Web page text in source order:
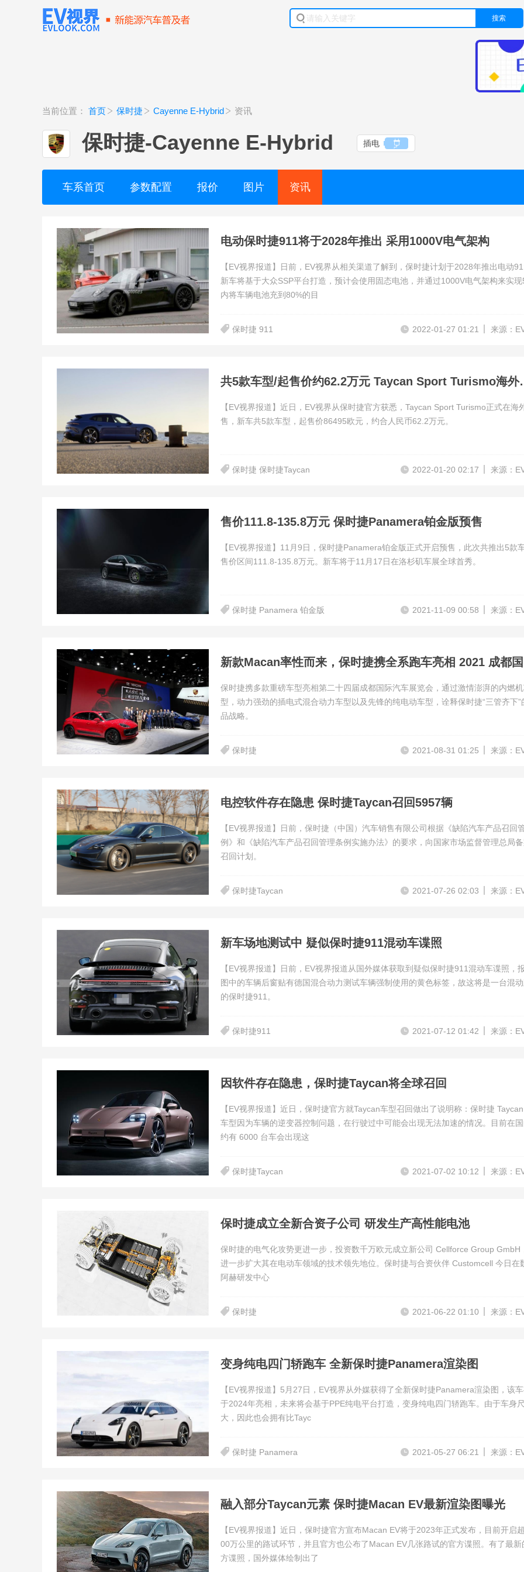
搜索
当前位置： 首页 保时捷 Cayenne E-Hybrid 资讯
保时捷-Cayenne E-Hybrid 插电
车系首页 参数配置 报价 图片 资讯
电动保时捷911将于2028年推出 采用1000V电气架构
【EV视界报道】日前，EV视界从相关渠道了解到，保时捷计划于2028年推出电动
新车将基于大众SSP平台打造，预计会使用固态电池，并通过1000V电气架构来实现
内将车辆电池充到80%的目
保时捷 911 来源：
2022-01-27 01:21
共5款车型/起
【EV视界报道】近日，EV视界从保时捷官方获悉，Taycan Sport Turismo正式在海
售，新车共5款车型，起售价86495欧元，约合人民币62.2万元。
保时捷 保时捷Taycan 来源：
2022-01-20 02:17
售价111.8-135.8万元 保时捷Panamera铂金版预售
【EV视界报道】11月9日，保时捷Panamera铂金版正式开启预售，此次共推出5款
售价区间111.8-135.8万元。新车将于11月17日在洛杉矶车展全球首秀。
保时捷 Panamera 铂金版 来源：
2021-11-09 00:58
保时捷携多款重磅车型亮相第二十四届成都国际汽车展览会，通过激情澎湃的内燃
型，动力强劲的插电式混合动力车型以及先锋的纯电动车型，诠释保时捷“三管齐下”
品战略。
保时捷 来源：
2021-08-31 01:25
电控软件存在隐患 保时捷Taycan召回5957辆
【EV视界报道】日前，保时捷（中国）汽车销售有限公司根据《缺陷汽车产品召回
例》和《缺陷汽车产品召回管理条例实施办法》的要求，向国家市场监督管理总局备
召回计划。
保时捷Taycan 来源：
2021-07-26 02:03
新车场地测试中 疑似保时捷911混动车谍照
【EV视界报道】日前，EV视界报道从国外媒体获取到疑似保时捷911混动车谍照，
图中的车辆后窗贴有德国混合动力测试车辆强制使用的黄色标签，故这将是一台混
的保时捷911。
保时捷911 来源：
2021-07-12 01:42
因软件存在隐患，保时捷Taycan将全球召回
【EV视界报道】近日，保时捷官方就Taycan车型召回做出了说明称：保时捷
车型因为车辆的逆变器控制问题，在行驶过中可能会出现无法加速的情况。目前在
约有 6000 台车会出现这
保时捷Taycan 来源：
2021-07-02 10:12
保时捷成立全新合资子公司 研发生产高性能电池
保时捷的电气化攻势更进一步，投资数千万欧元成立新公司 Cellforce Group GmbH
进一步扩大其在电动车领域的技术领先地位。保时捷与合资伙伴 Customcell 今日在
阿赫研发中心
保时捷 来源：
2021-06-22 01:10
变身纯电四门轿跑车 全新保时捷Panamera渲染图
【EV视界报道】5月27日，EV视界从外媒获得了全新保时捷Panamera渲染图，该
于2024年亮相，未来将会基于PPE纯电平台打造，变身纯电四门轿跑车。由于车身
大，因此也会拥有比Tayc
保时捷 Panamera 来源：
2021-05-27 06:21
融入部分Taycan元素 保时捷Macan EV最新渲染图曝光
【EV视界报道】近日，保时捷官方宣布Macan EV将于2023年正式发布，目前开启
00万公里的路试环节，并且官方也公布了Macan EV几张路试的官方谍照。有了最新
方谍照，国外媒体绘制出了